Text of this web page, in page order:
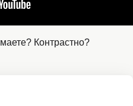
Контрастно?